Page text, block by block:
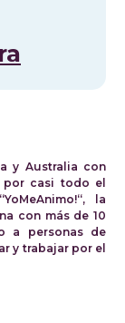
y Australia con
por casi todo el
la
con más de 10
a personas de
y trabajar por el